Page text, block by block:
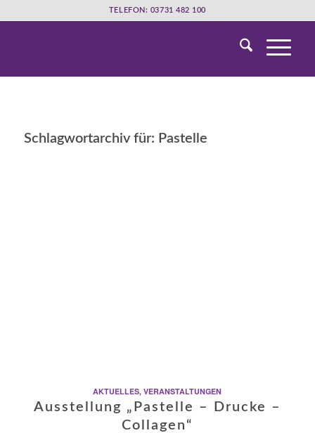
TELEFON: 03731 482 100
Schlagwortarchiv für: Pastelle
AKTUELLES,VERANSTALTUNGEN
Ausstellung „Pastelle – Drucke –
Collagen“